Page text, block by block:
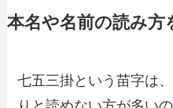
本名や名前の読み方
七五三掛という苗字は